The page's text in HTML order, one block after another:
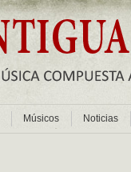
Músicos Noticias